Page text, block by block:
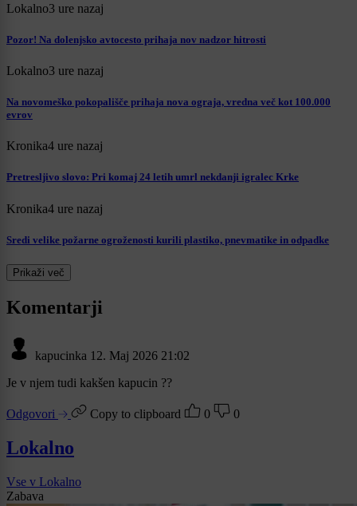
Lokalno3 ure nazaj
Pozor! Na dolenjsko avtocesto prihaja nov nadzor hitrosti
Lokalno3 ure nazaj
Na novomeško pokopališče prihaja nova ograja, vredna več kot 100.000
evrov
Kronika4 ure nazaj
Pretresljivo slovo: Pri komaj 24 letih umrl nekdanji igralec Krke
Kronika4 ure nazaj
Sredi velike požarne ogroženosti kurili plastiko, pnevmatike in odpadke
Prikaži več
Komentarji
kapucinka 12. Maj 2026 21:02
Je v njem tudi kakšen kapucin ??
Odgovori Copy to clipboard 0 0
Lokalno
Vse v Lokalno
Zabava